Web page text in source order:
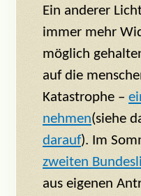
Ein anderer
immer mehr
möglich
auf die
Katastrophe –
nehmen(siehe
darauf). Im
zweiten
aus eigenen